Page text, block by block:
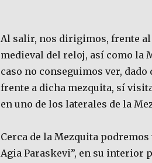
Al salir, nos dirigimos, frente
medieval del reloj, así como la
caso no conseguimos ver,
frente a dicha mezquita, sí
en uno de los laterales de la
Cerca de la Mezquita
Agia Paraskevi”, en su interior